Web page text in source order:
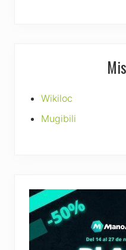
Wikiloc
Mugibili